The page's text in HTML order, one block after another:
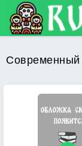
Современный